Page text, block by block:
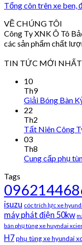
Tổng côn trên xe ben,
VỀ CHÚNG TÔI
Công Ty XNK Ô Tô
các sản phẩm chất
TIN TỨC MỚI NHẤT
10
Th9
Giải Bóng Bàn
22
Th2
Tất Niên Công
03
Th8
Cung cấp phụ
Tags
isuzu cóc trích lực xe
máy phát điện 50kw
bán phụ tùng xe huyndai
H7phụ tùng xe hyundai